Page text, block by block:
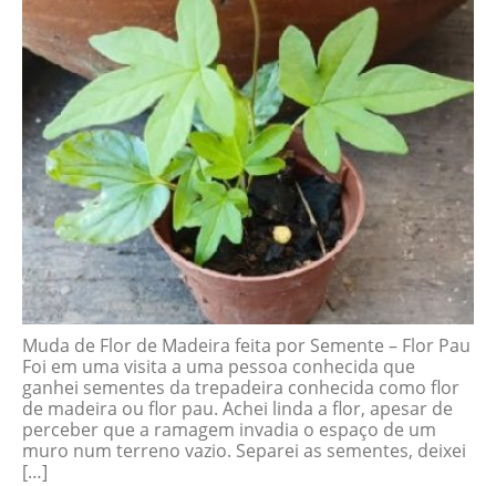
Muda de Flor de Madeira feita por Semente – Flor Pau
Foi em uma visita a uma pessoa conhecida que
ganhei sementes da trepadeira conhecida como flor
de madeira ou flor pau. Achei linda a flor, apesar de
perceber que a ramagem invadia o espaço de um
muro num terreno vazio. Separei as sementes, deixei
[…]